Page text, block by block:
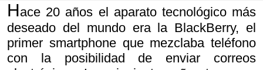
Hace 20 años el aparato tecnológico más
deseado del mundo era la BlackBerry, el
primer smartphone que mezclaba teléfono
con la posibilidad de enviar correos